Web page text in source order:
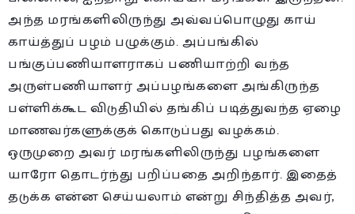
அந்த மரங்களிலிருந்து அவ்வப்பொழுது காய்
காய்த்துப் பழம் பழுக்கும். அப்பங்கில்
பங்குப்பணியாளராகப் பணியாற்றி வந்த
அருள்பணியாளர் அப்பழங்களை அங்கிருந்த
பள்ளிக்கூட விடுதியில் தங்கிப் படித்துவந்த ஏழை
மாணவர்களுக்குக் கொடுப்பது வழக்கம்.
ஒருமுறை அவர் மரங்களிலிருந்து பழங்களை
யாரோ தொடர்ந்து பறிப்பதை அறிந்தார். இதைத்
தடுக்க என்ன செய்யலாம் என்று சிந்தித்த அவர்,